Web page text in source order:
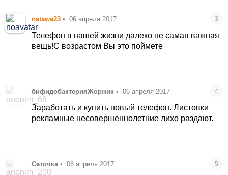
natawa23 • 06 апреля 2017 3
Телефон в нашей жизни далеко не самая важная
вещь!С возрастом Вы это поймете
бифидобактерияЖоржик • 06 апреля 2017 4
Заработать и купить новый телефон. Листовки
рекламные несовершеннолетние лихо раздают.
Сеточка • 06 апреля 2017 5